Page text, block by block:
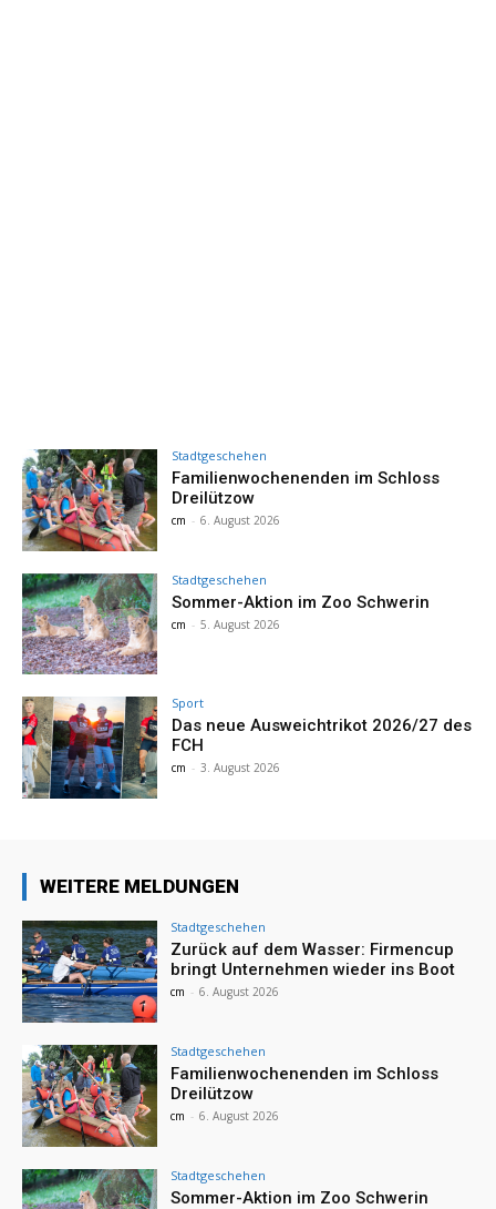
Stadtgeschehen
Familienwochenenden im Schloss
Dreilützow
cm - 6. August 2026
Stadtgeschehen
Sommer-Aktion im Zoo Schwerin
cm - 5. August 2026
Sport
Das neue Ausweichtrikot 2026/27 des
FCH
cm - 3. August 2026
WEITERE MELDUNGEN
Stadtgeschehen
Zurück auf dem Wasser: Firmencup
bringt Unternehmen wieder ins Boot
cm - 6. August 2026
Stadtgeschehen
Familienwochenenden im Schloss
Dreilützow
cm - 6. August 2026
Stadtgeschehen
Sommer-Aktion im Zoo Schwerin